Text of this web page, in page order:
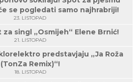
se pogledati samo najhrabriji!
23. LISTOPAD
singl „Osmijeh“ Elene Brnić!
21. LISTOPAD
predstavjaju „Ja Roža
(TonZa Remix)“!
18. LISTOPAD